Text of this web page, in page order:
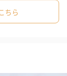
#40代
ちら